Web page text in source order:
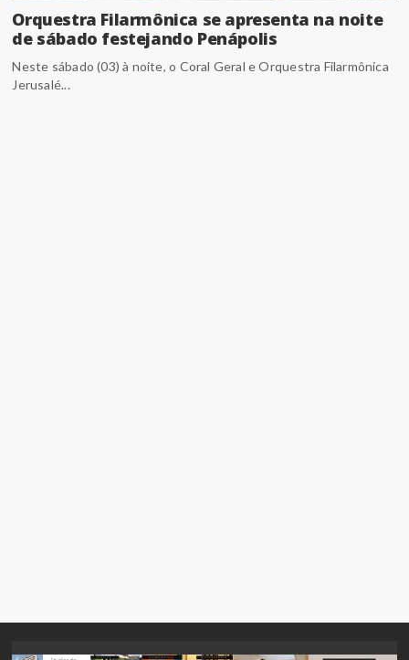
Orquestra Filarmônica se apresenta na noite
de sábado festejando Penápolis
Neste sábado (03) à noite, o Coral Geral e Orquestra Filarmônica
Jerusalé...